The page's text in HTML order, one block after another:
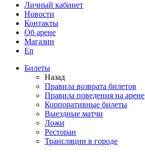
Личный кабинет
Новости
Контакты
Об арене
Магазин
En
Билеты
Назад
Правила возврата билетов
Правила поведения на арене
Корпоративные билеты
Выездные матчи
Ложи
Ресторан
Трансляции в городе